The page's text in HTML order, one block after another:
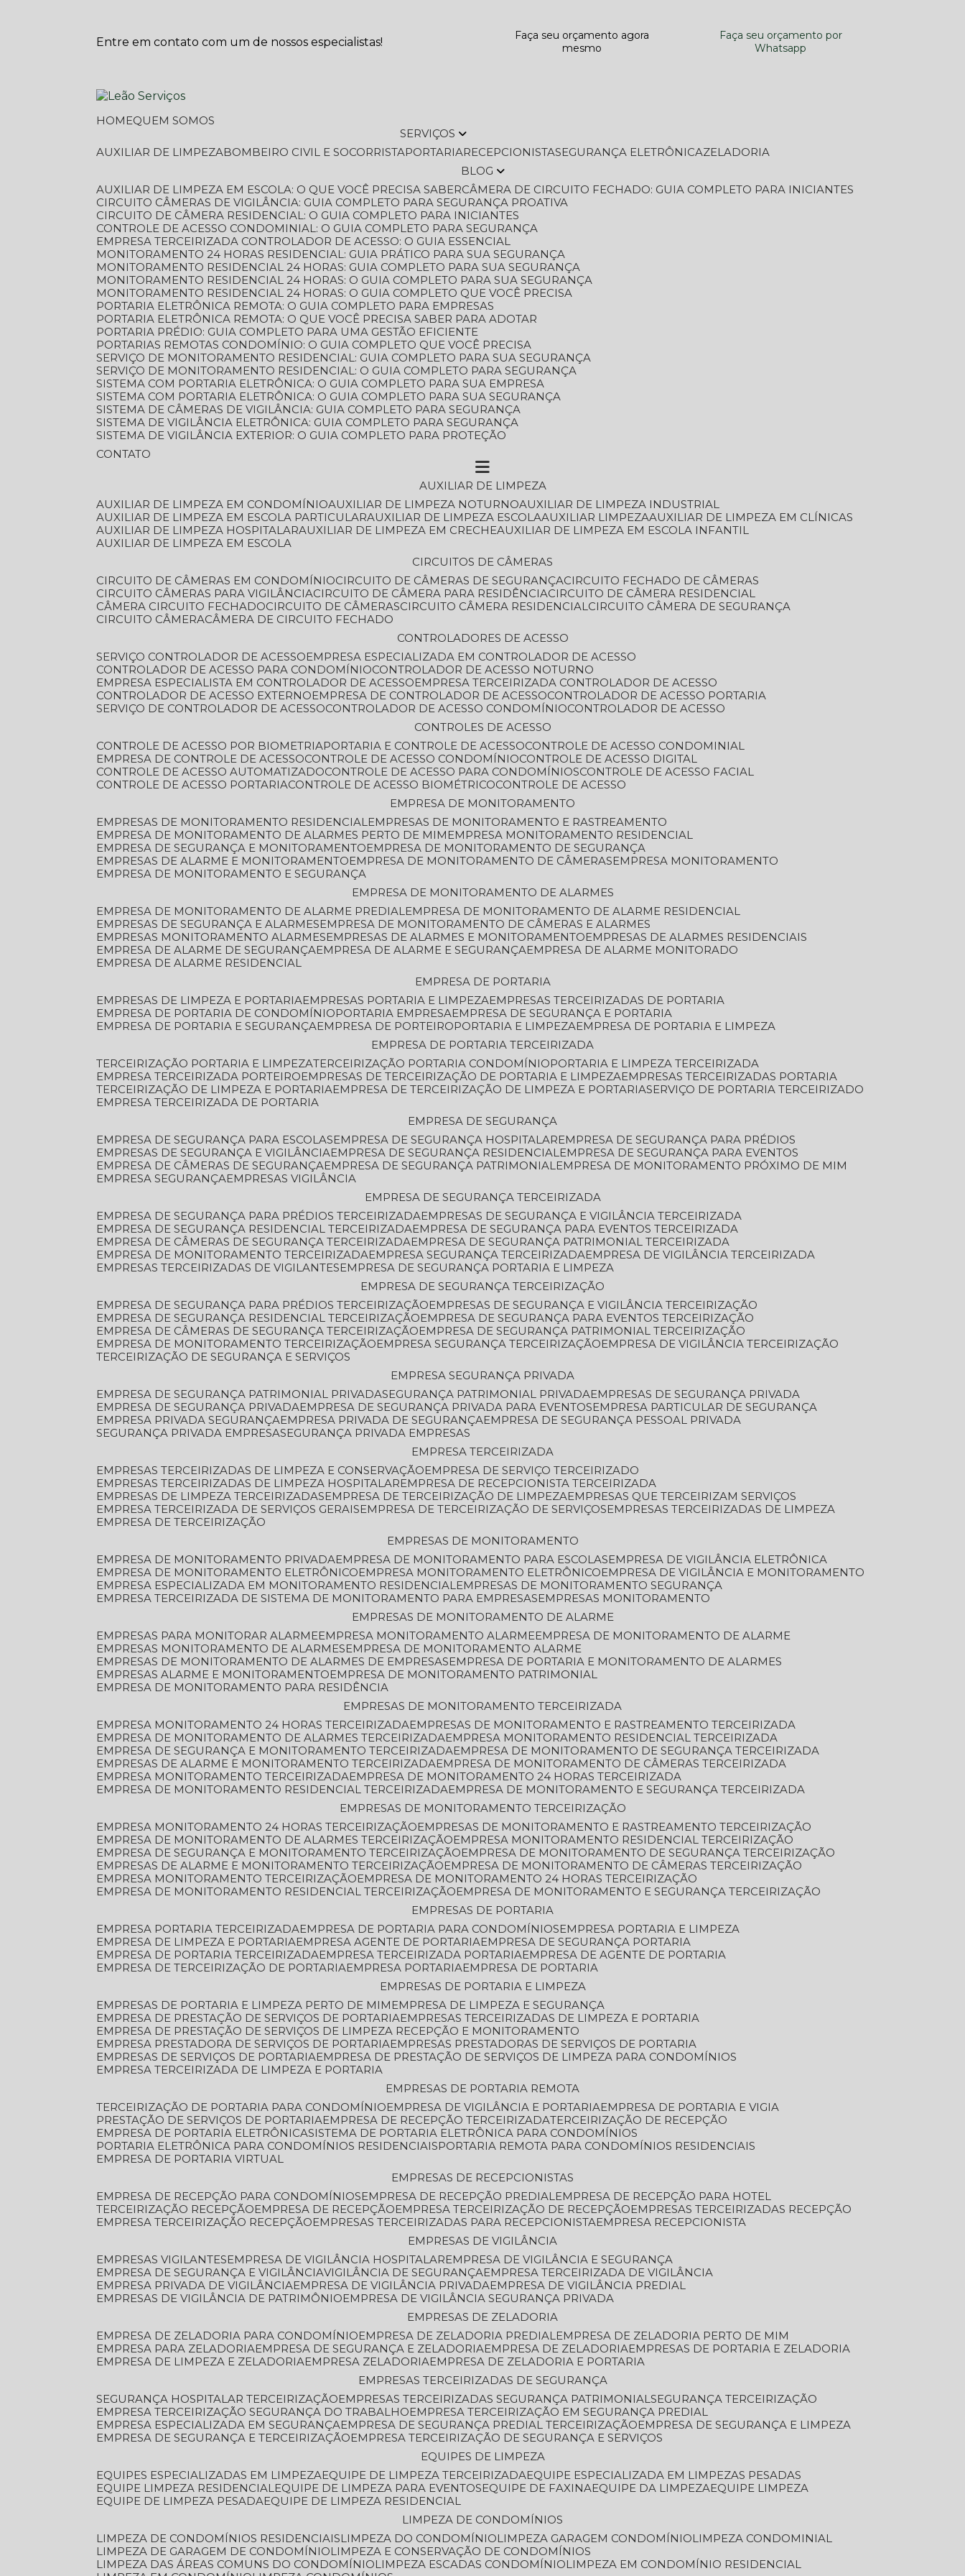
Entre em contato com um de nossos especialistas!
Faça seu orçamento agora
mesmo
Faça seu orçamento por
Whatsapp
HOME
QUEM SOMOS
SERVIÇOS
AUXILIAR DE LIMPEZA
BOMBEIRO CIVIL E SOCORRISTA PORTARIA RECEPCIONISTA SEGURANÇA ELETRÔNICA
ZELADORIA
BLOG
AUXILIAR DE LIMPEZA EM ESCOLA: O QUE VOCÊ PRECISA SABER
CÂMERA DE CIRCUITO FECHADO: GUIA COMPLETO PARA INICIANTES
CIRCUITO CÂMERAS DE VIGILÂNCIA: GUIA COMPLETO PARA SEGURANÇA PROATIVA
CIRCUITO DE CÂMERA RESIDENCIAL: O GUIA COMPLETO PARA INICIANTES
CONTROLE DE ACESSO CONDOMINIAL: O GUIA COMPLETO PARA SEGURANÇA
EMPRESA TERCEIRIZADA CONTROLADOR DE ACESSO: O GUIA ESSENCIAL
MONITORAMENTO 24 HORAS RESIDENCIAL: GUIA PRÁTICO PARA SUA SEGURANÇA
MONITORAMENTO RESIDENCIAL 24 HORAS: GUIA COMPLETO PARA SUA SEGURANÇA
MONITORAMENTO RESIDENCIAL 24 HORAS: O GUIA COMPLETO PARA SUA SEGURANÇA
MONITORAMENTO RESIDENCIAL 24 HORAS: O GUIA COMPLETO QUE VOCÊ PRECISA
PORTARIA ELETRÔNICA REMOTA: O GUIA COMPLETO PARA EMPRESAS
PORTARIA ELETRÔNICA REMOTA: O QUE VOCÊ PRECISA SABER PARA ADOTAR
PORTARIA PRÉDIO: GUIA COMPLETO PARA UMA GESTÃO EFICIENTE
PORTARIAS REMOTAS CONDOMÍNIO: O GUIA COMPLETO QUE VOCÊ PRECISA
SERVIÇO DE MONITORAMENTO RESIDENCIAL: GUIA COMPLETO PARA SUA SEGURANÇA
SERVIÇO DE MONITORAMENTO RESIDENCIAL: O GUIA COMPLETO PARA SEGURANÇA
SISTEMA COM PORTARIA ELETRÔNICA: O GUIA COMPLETO PARA SUA EMPRESA
SISTEMA COM PORTARIA ELETRÔNICA: O GUIA COMPLETO PARA SUA SEGURANÇA
SISTEMA DE CÂMERAS DE VIGILÂNCIA: GUIA COMPLETO PARA SEGURANÇA
SISTEMA DE VIGILÂNCIA ELETRÔNICA: GUIA COMPLETO PARA SEGURANÇA
SISTEMA DE VIGILÂNCIA EXTERIOR: O GUIA COMPLETO PARA PROTEÇÃO
CONTATO
AUXILIAR DE LIMPEZA
AUXILIAR DE LIMPEZA EM CONDOMÍNIO
AUXILIAR DE LIMPEZA NOTURNO
AUXILIAR DE LIMPEZA INDUSTRIAL
AUXILIAR DE LIMPEZA EM ESCOLA PARTICULAR
AUXILIAR DE LIMPEZA ESCOLA AUXILIAR LIMPEZA
AUXILIAR DE LIMPEZA EM CLÍNICAS
AUXILIAR DE LIMPEZA HOSPITALAR
AUXILIAR DE LIMPEZA EM CRECHE
AUXILIAR DE LIMPEZA EM ESCOLA INFANTIL
AUXILIAR DE LIMPEZA EM ESCOLA
CIRCUITOS DE CÂMERAS
CIRCUITO DE CÂMERAS EM CONDOMÍNIO
CIRCUITO DE CÂMERAS DE SEGURANÇA
CIRCUITO FECHADO DE CÂMERAS
CIRCUITO CÂMERAS PARA VIGILÂNCIA
CIRCUITO DE CÂMERA PARA RESIDÊNCIA
CIRCUITO DE CÂMERA RESIDENCIAL
CÂMERA CIRCUITO FECHADO
CIRCUITO DE CÂMERAS CIRCUITO CÂMERA RESIDENCIAL
CIRCUITO CÂMERA DE SEGURANÇA
CIRCUITO CÂMERA
CÂMERA DE CIRCUITO FECHADO
CONTROLADORES DE ACESSO
SERVIÇO CONTROLADOR DE ACESSO
EMPRESA ESPECIALIZADA EM CONTROLADOR DE ACESSO
CONTROLADOR DE ACESSO PARA CONDOMÍNIO
CONTROLADOR DE ACESSO NOTURNO
EMPRESA ESPECIALISTA EM CONTROLADOR DE ACESSO
EMPRESA TERCEIRIZADA CONTROLADOR DE ACESSO
CONTROLADOR DE ACESSO EXTERNO
EMPRESA DE CONTROLADOR DE ACESSO
CONTROLADOR DE ACESSO PORTARIA
SERVIÇO DE CONTROLADOR DE ACESSO
CONTROLADOR DE ACESSO CONDOMÍNIO
CONTROLADOR DE ACESSO
CONTROLES DE ACESSO
CONTROLE DE ACESSO POR BIOMETRIA
PORTARIA E CONTROLE DE ACESSO
CONTROLE DE ACESSO CONDOMINIAL
EMPRESA DE CONTROLE DE ACESSO
CONTROLE DE ACESSO CONDOMÍNIO
CONTROLE DE ACESSO DIGITAL
CONTROLE DE ACESSO AUTOMATIZADO
CONTROLE DE ACESSO PARA CONDOMÍNIOS
CONTROLE DE ACESSO FACIAL
CONTROLE DE ACESSO PORTARIA CONTROLE DE ACESSO BIOMÉTRICO
CONTROLE DE ACESSO
EMPRESA DE MONITORAMENTO
EMPRESAS DE MONITORAMENTO RESIDENCIAL
EMPRESAS DE MONITORAMENTO E RASTREAMENTO
EMPRESA DE MONITORAMENTO DE ALARMES PERTO DE MIM
EMPRESA MONITORAMENTO RESIDENCIAL
EMPRESA DE SEGURANÇA E MONITORAMENTO
EMPRESA DE MONITORAMENTO DE SEGURANÇA
EMPRESAS DE ALARME E MONITORAMENTO
EMPRESA DE MONITORAMENTO DE CÂMERAS
EMPRESA MONITORAMENTO
EMPRESA DE MONITORAMENTO E SEGURANÇA
EMPRESA DE MONITORAMENTO DE ALARMES
EMPRESA DE MONITORAMENTO DE ALARME PREDIAL
EMPRESA DE MONITORAMENTO DE ALARME RESIDENCIAL
EMPRESAS DE SEGURANÇA E ALARMES
EMPRESA DE MONITORAMENTO DE CÂMERAS E ALARMES
EMPRESAS MONITORAMENTO ALARMES
EMPRESAS DE ALARMES E MONITORAMENTO
EMPRESAS DE ALARMES RESIDENCIAIS
EMPRESA DE ALARME DE SEGURANÇA
EMPRESA DE ALARME E SEGURANÇA
EMPRESA DE ALARME MONITORADO
EMPRESA DE ALARME RESIDENCIAL
EMPRESA DE PORTARIA
EMPRESAS DE LIMPEZA E PORTARIA
EMPRESAS PORTARIA E LIMPEZA
EMPRESAS TERCEIRIZADAS DE PORTARIA
EMPRESA DE PORTARIA DE CONDOMÍNIO
PORTARIA EMPRESA
EMPRESA DE SEGURANÇA E PORTARIA
EMPRESA DE PORTARIA E SEGURANÇA
EMPRESA DE PORTEIRO PORTARIA E LIMPEZA
EMPRESA DE PORTARIA E LIMPEZA
EMPRESA DE PORTARIA TERCEIRIZADA
TERCEIRIZAÇÃO PORTARIA E LIMPEZA TERCEIRIZAÇÃO PORTARIA CONDOMÍNIO
PORTARIA E LIMPEZA TERCEIRIZADA
EMPRESA TERCEIRIZADA PORTEIRO
EMPRESAS DE TERCEIRIZAÇÃO DE PORTARIA E LIMPEZA
EMPRESAS TERCEIRIZADAS PORTARIA
TERCEIRIZAÇÃO DE LIMPEZA E PORTARIA
EMPRESA DE TERCEIRIZAÇÃO DE LIMPEZA E PORTARIA SERVIÇO DE PORTARIA TERCEIRIZADO
EMPRESA TERCEIRIZADA DE PORTARIA
EMPRESA DE SEGURANÇA
EMPRESA DE SEGURANÇA PARA ESCOLAS
EMPRESA DE SEGURANÇA HOSPITALAR
EMPRESA DE SEGURANÇA PARA PRÉDIOS
EMPRESAS DE SEGURANÇA E VIGILÂNCIA
EMPRESA DE SEGURANÇA RESIDENCIAL
EMPRESA DE SEGURANÇA PARA EVENTOS
EMPRESA DE CÂMERAS DE SEGURANÇA
EMPRESA DE SEGURANÇA PATRIMONIAL
EMPRESA DE MONITORAMENTO PRÓXIMO DE MIM
EMPRESA SEGURANÇA
EMPRESAS VIGILÂNCIA
EMPRESA DE SEGURANÇA TERCEIRIZADA
EMPRESA DE SEGURANÇA PARA PRÉDIOS TERCEIRIZADA
EMPRESAS DE SEGURANÇA E VIGILÂNCIA TERCEIRIZADA
EMPRESA DE SEGURANÇA RESIDENCIAL TERCEIRIZADA
EMPRESA DE SEGURANÇA PARA EVENTOS TERCEIRIZADA
EMPRESA DE CÂMERAS DE SEGURANÇA TERCEIRIZADA
EMPRESA DE SEGURANÇA PATRIMONIAL TERCEIRIZADA
EMPRESA DE MONITORAMENTO TERCEIRIZADA
EMPRESA SEGURANÇA TERCEIRIZADA
EMPRESA DE VIGILÂNCIA TERCEIRIZADA
EMPRESAS TERCEIRIZADAS DE VIGILANTES
EMPRESA DE SEGURANÇA PORTARIA E LIMPEZA
EMPRESA DE SEGURANÇA TERCEIRIZAÇÃO
EMPRESA DE SEGURANÇA PARA PRÉDIOS TERCEIRIZAÇÃO
EMPRESAS DE SEGURANÇA E VIGILÂNCIA TERCEIRIZAÇÃO
EMPRESA DE SEGURANÇA RESIDENCIAL TERCEIRIZAÇÃO
EMPRESA DE SEGURANÇA PARA EVENTOS TERCEIRIZAÇÃO
EMPRESA DE CÂMERAS DE SEGURANÇA TERCEIRIZAÇÃO
EMPRESA DE SEGURANÇA PATRIMONIAL TERCEIRIZAÇÃO
EMPRESA DE MONITORAMENTO TERCEIRIZAÇÃO
EMPRESA SEGURANÇA TERCEIRIZAÇÃO
EMPRESA DE VIGILÂNCIA TERCEIRIZAÇÃO
TERCEIRIZAÇÃO DE SEGURANÇA E SERVIÇOS
EMPRESA SEGURANÇA PRIVADA
EMPRESA DE SEGURANÇA PATRIMONIAL PRIVADA SEGURANÇA PATRIMONIAL PRIVADA
EMPRESAS DE SEGURANÇA PRIVADA
EMPRESA DE SEGURANÇA PRIVADA
EMPRESA DE SEGURANÇA PRIVADA PARA EVENTOS
EMPRESA PARTICULAR DE SEGURANÇA
EMPRESA PRIVADA SEGURANÇA
EMPRESA PRIVADA DE SEGURANÇA
EMPRESA DE SEGURANÇA PESSOAL PRIVADA
SEGURANÇA PRIVADA EMPRESA SEGURANÇA PRIVADA EMPRESAS
EMPRESA TERCEIRIZADA
EMPRESAS TERCEIRIZADAS DE LIMPEZA E CONSERVAÇÃO
EMPRESA DE SERVIÇO TERCEIRIZADO
EMPRESAS TERCEIRIZADAS DE LIMPEZA HOSPITALAR
EMPRESA DE RECEPCIONISTA TERCEIRIZADA
EMPRESAS DE LIMPEZA TERCEIRIZADAS
EMPRESA DE TERCEIRIZAÇÃO DE LIMPEZA
EMPRESAS QUE TERCEIRIZAM SERVIÇOS
EMPRESA TERCEIRIZADA DE SERVIÇOS GERAIS
EMPRESA DE TERCEIRIZAÇÃO DE SERVIÇOS
EMPRESAS TERCEIRIZADAS DE LIMPEZA
EMPRESA DE TERCEIRIZAÇÃO
EMPRESAS DE MONITORAMENTO
EMPRESA DE MONITORAMENTO PRIVADA
EMPRESA DE MONITORAMENTO PARA ESCOLAS
EMPRESA DE VIGILÂNCIA ELETRÔNICA
EMPRESA DE MONITORAMENTO ELETRÔNICO
EMPRESA MONITORAMENTO ELETRÔNICO
EMPRESA DE VIGILÂNCIA E MONITORAMENTO
EMPRESA ESPECIALIZADA EM MONITORAMENTO RESIDENCIAL
EMPRESAS DE MONITORAMENTO SEGURANÇA
EMPRESA TERCEIRIZADA DE SISTEMA DE MONITORAMENTO PARA EMPRESAS
EMPRESAS MONITORAMENTO
EMPRESAS DE MONITORAMENTO DE ALARME
EMPRESAS PARA MONITORAR ALARME
EMPRESA MONITORAMENTO ALARME
EMPRESA DE MONITORAMENTO DE ALARME
EMPRESAS MONITORAMENTO DE ALARMES
EMPRESA DE MONITORAMENTO ALARME
EMPRESAS DE MONITORAMENTO DE ALARMES DE EMPRESAS
EMPRESA DE PORTARIA E MONITORAMENTO DE ALARMES
EMPRESAS ALARME E MONITORAMENTO
EMPRESA DE MONITORAMENTO PATRIMONIAL
EMPRESA DE MONITORAMENTO PARA RESIDÊNCIA
EMPRESAS DE MONITORAMENTO TERCEIRIZADA
EMPRESA MONITORAMENTO 24 HORAS TERCEIRIZADA
EMPRESAS DE MONITORAMENTO E RASTREAMENTO TERCEIRIZADA
EMPRESA DE MONITORAMENTO DE ALARMES TERCEIRIZADA
EMPRESA MONITORAMENTO RESIDENCIAL TERCEIRIZADA
EMPRESA DE SEGURANÇA E MONITORAMENTO TERCEIRIZADA
EMPRESA DE MONITORAMENTO DE SEGURANÇA TERCEIRIZADA
EMPRESAS DE ALARME E MONITORAMENTO TERCEIRIZADA
EMPRESA DE MONITORAMENTO DE CÂMERAS TERCEIRIZADA
EMPRESA MONITORAMENTO TERCEIRIZADA
EMPRESA DE MONITORAMENTO 24 HORAS TERCEIRIZADA
EMPRESA DE MONITORAMENTO RESIDENCIAL TERCEIRIZADA
EMPRESA DE MONITORAMENTO E SEGURANÇA TERCEIRIZADA
EMPRESAS DE MONITORAMENTO TERCEIRIZAÇÃO
EMPRESA MONITORAMENTO 24 HORAS TERCEIRIZAÇÃO
EMPRESAS DE MONITORAMENTO E RASTREAMENTO TERCEIRIZAÇÃO
EMPRESA DE MONITORAMENTO DE ALARMES TERCEIRIZAÇÃO
EMPRESA MONITORAMENTO RESIDENCIAL TERCEIRIZAÇÃO
EMPRESA DE SEGURANÇA E MONITORAMENTO TERCEIRIZAÇÃO
EMPRESA DE MONITORAMENTO DE SEGURANÇA TERCEIRIZAÇÃO
EMPRESAS DE ALARME E MONITORAMENTO TERCEIRIZAÇÃO
EMPRESA DE MONITORAMENTO DE CÂMERAS TERCEIRIZAÇÃO
EMPRESA MONITORAMENTO TERCEIRIZAÇÃO
EMPRESA DE MONITORAMENTO 24 HORAS TERCEIRIZAÇÃO
EMPRESA DE MONITORAMENTO RESIDENCIAL TERCEIRIZAÇÃO
EMPRESA DE MONITORAMENTO E SEGURANÇA TERCEIRIZAÇÃO
EMPRESAS DE PORTARIA
EMPRESA PORTARIA TERCEIRIZADA
EMPRESA DE PORTARIA PARA CONDOMÍNIOS
EMPRESA PORTARIA E LIMPEZA
EMPRESA DE LIMPEZA E PORTARIA
EMPRESA AGENTE DE PORTARIA
EMPRESA DE SEGURANÇA PORTARIA
EMPRESA DE PORTARIA TERCEIRIZADA
EMPRESA TERCEIRIZADA PORTARIA
EMPRESA DE AGENTE DE PORTARIA
EMPRESA DE TERCEIRIZAÇÃO DE PORTARIA
EMPRESA PORTARIA
EMPRESA DE PORTARIA
EMPRESAS DE PORTARIA E LIMPEZA
EMPRESAS DE PORTARIA E LIMPEZA PERTO DE MIM
EMPRESA DE LIMPEZA E SEGURANÇA
EMPRESA DE PRESTAÇÃO DE SERVIÇOS DE PORTARIA
EMPRESAS TERCEIRIZADAS DE LIMPEZA E PORTARIA
EMPRESA DE PRESTAÇÃO DE SERVIÇOS DE LIMPEZA RECEPÇÃO E MONITORAMENTO
EMPRESA PRESTADORA DE SERVIÇOS DE PORTARIA
EMPRESAS PRESTADORAS DE SERVIÇOS DE PORTARIA
EMPRESAS DE SERVIÇOS DE PORTARIA
EMPRESA DE PRESTAÇÃO DE SERVIÇOS DE LIMPEZA PARA CONDOMÍNIOS
EMPRESA TERCEIRIZADA DE LIMPEZA E PORTARIA
EMPRESAS DE PORTARIA REMOTA
TERCEIRIZAÇÃO DE PORTARIA PARA CONDOMÍNIO
EMPRESA DE VIGILÂNCIA E PORTARIA
EMPRESA DE PORTARIA E VIGIA
PRESTAÇÃO DE SERVIÇOS DE PORTARIA
EMPRESA DE RECEPÇÃO TERCEIRIZADA TERCEIRIZAÇÃO DE RECEPÇÃO
EMPRESA DE PORTARIA ELETRÔNICA SISTEMA DE PORTARIA ELETRÔNICA PARA CONDOMÍNIOS
PORTARIA ELETRÔNICA PARA CONDOMÍNIOS RESIDENCIAIS
PORTARIA REMOTA PARA CONDOMÍNIOS RESIDENCIAIS
EMPRESA DE PORTARIA VIRTUAL
EMPRESAS DE RECEPCIONISTAS
EMPRESA DE RECEPÇÃO PARA CONDOMÍNIOS
EMPRESA DE RECEPÇÃO PREDIAL
EMPRESA DE RECEPÇÃO PARA HOTEL
TERCEIRIZAÇÃO RECEPÇÃO
EMPRESA DE RECEPÇÃO EMPRESA TERCEIRIZAÇÃO DE RECEPÇÃO
EMPRESAS TERCEIRIZADAS RECEPÇÃO
EMPRESA TERCEIRIZAÇÃO RECEPÇÃO
EMPRESAS TERCEIRIZADAS PARA RECEPCIONISTA
EMPRESA RECEPCIONISTA
EMPRESAS DE VIGILÂNCIA
EMPRESAS VIGILANTES
EMPRESA DE VIGILÂNCIA HOSPITALAR
EMPRESA DE VIGILÂNCIA E SEGURANÇA
EMPRESA DE SEGURANÇA E VIGILÂNCIA VIGILÂNCIA DE SEGURANÇA
EMPRESA TERCEIRIZADA DE VIGILÂNCIA
EMPRESA PRIVADA DE VIGILÂNCIA
EMPRESA DE VIGILÂNCIA PRIVADA
EMPRESA DE VIGILÂNCIA PREDIAL
EMPRESAS DE VIGILÂNCIA DE PATRIMÔNIO
EMPRESA DE VIGILÂNCIA SEGURANÇA PRIVADA
EMPRESAS DE ZELADORIA
EMPRESA DE ZELADORIA PARA CONDOMÍNIO
EMPRESA DE ZELADORIA PREDIAL
EMPRESA DE ZELADORIA PERTO DE MIM
EMPRESA PARA ZELADORIA
EMPRESA DE SEGURANÇA E ZELADORIA EMPRESA DE ZELADORIA
EMPRESAS DE PORTARIA E ZELADORIA
EMPRESA DE LIMPEZA E ZELADORIA
EMPRESA ZELADORIA
EMPRESA DE ZELADORIA E PORTARIA
EMPRESAS TERCEIRIZADAS DE SEGURANÇA
SEGURANÇA HOSPITALAR TERCEIRIZAÇÃO
EMPRESAS TERCEIRIZADAS SEGURANÇA PATRIMONIAL SEGURANÇA TERCEIRIZAÇÃO
EMPRESA TERCEIRIZAÇÃO SEGURANÇA DO TRABALHO
EMPRESA TERCEIRIZAÇÃO EM SEGURANÇA PREDIAL
EMPRESA ESPECIALIZADA EM SEGURANÇA
EMPRESA DE SEGURANÇA PREDIAL TERCEIRIZAÇÃO
EMPRESA DE SEGURANÇA E LIMPEZA
EMPRESA DE SEGURANÇA E TERCEIRIZAÇÃO
EMPRESA TERCEIRIZAÇÃO DE SEGURANÇA E SERVIÇOS
EQUIPES DE LIMPEZA
EQUIPES ESPECIALIZADAS EM LIMPEZA EQUIPE DE LIMPEZA TERCEIRIZADA EQUIPE ESPECIALIZADA EM LIMPEZAS PESADAS
EQUIPE LIMPEZA RESIDENCIAL EQUIPE DE LIMPEZA PARA EVENTOS EQUIPE DE FAXINA EQUIPE DA LIMPEZA EQUIPE LIMPEZA
EQUIPE DE LIMPEZA PESADA EQUIPE DE LIMPEZA RESIDENCIAL
LIMPEZA DE CONDOMÍNIOS
LIMPEZA DE CONDOMÍNIOS RESIDENCIAIS
LIMPEZA DO CONDOMÍNIO LIMPEZA GARAGEM CONDOMÍNIO
LIMPEZA CONDOMINIAL
LIMPEZA DE GARAGEM DE CONDOMÍNIO
LIMPEZA E CONSERVAÇÃO DE CONDOMÍNIOS
LIMPEZA DAS ÁREAS COMUNS DO CONDOMÍNIO
LIMPEZA ESCADAS CONDOMÍNIO
LIMPEZA EM CONDOMÍNIO RESIDENCIAL